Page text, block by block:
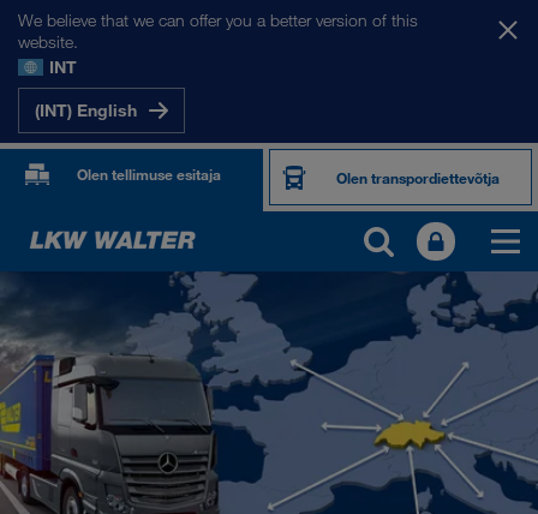
We believe that we can offer you a better version of this
website.
INT
(INT) English
Olen tellimuse esitaja Olen transpordiettevõtja
MEIE SIHTRIIGID
Euroopa
Kesk-Aasia
Venemaa